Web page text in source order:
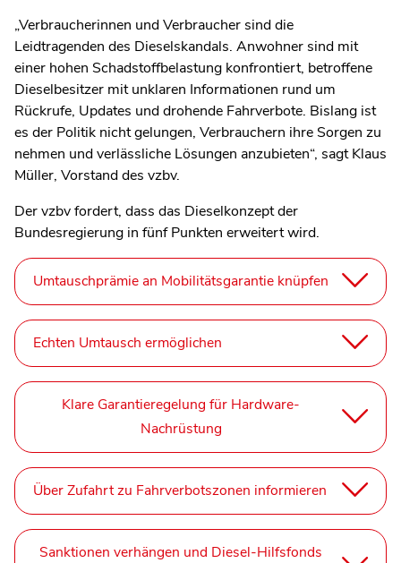
„Verbraucherinnen und Verbraucher sind die
Leidtragenden des Dieselskandals. Anwohner sind mit
einer hohen Schadstoffbelastung konfrontiert, betroffene
Dieselbesitzer mit unklaren Informationen rund um
Rückrufe, Updates und drohende Fahrverbote. Bislang ist
es der Politik nicht gelungen, Verbrauchern ihre Sorgen zu
nehmen und verlässliche Lösungen anzubieten“, sagt Klaus
Müller, Vorstand des vzbv.
Der vzbv fordert, dass das Dieselkonzept der
Bundesregierung in fünf Punkten erweitert wird.
Umtauschprämie an Mobilitätsgarantie knüpfen
Echten Umtausch ermöglichen
Klare Garantieregelung für Hardware-
Nachrüstung
Über Zufahrt zu Fahrverbotszonen informieren
Sanktionen verhängen und Diesel-Hilfsfonds